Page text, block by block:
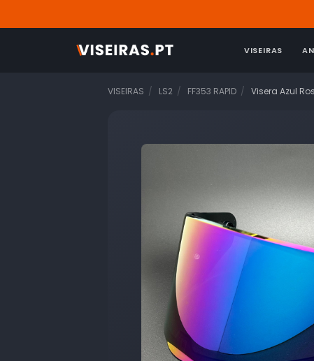
VISEIRAS
VISEIRAS LS2 FF353 RAPID Visera Azul